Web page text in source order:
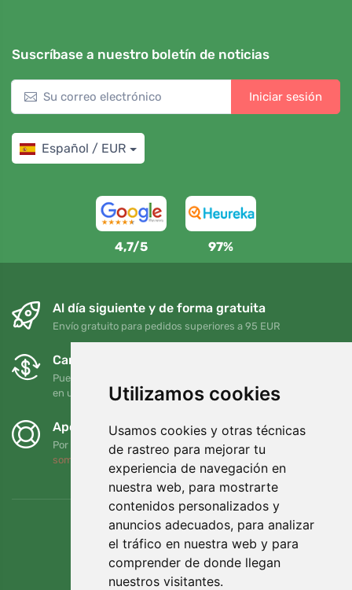
Utilizamos cookies
Usamos cookies y otras técnicas
de rastreo para mejorar tu
experiencia de navegación en
nuestra web, para mostrarte
contenidos personalizados y
anuncios adecuados, para analizar
el tráfico en nuestra web y para
comprender de donde llegan
nuestros visitantes.
Suscríbase a nuestro boletín de noticias
Iniciar sesión
Español / EUR
4,7/5 97%
Al día siguiente y de forma gratuita
Envío gratuito para pedidos superiores a 95 EUR
Cambios y devoluciones gratuitos
Puede devolver o cambiar su pedido en cualquier momento
en un plazo de 90 días
Apoyamos a Trees.org
Por cada pedido plantamos un árbol. Leer más
somos